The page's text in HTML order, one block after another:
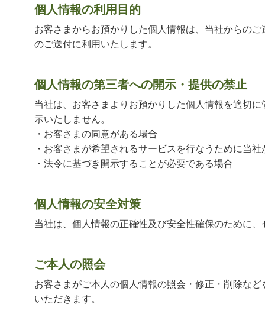
個人情報の利用目的
お客さまからお預かりした個人情報は、当社からの
のご送付に利用いたします。
個人情報の第三者への開示・提供の禁止
当社は、お客さまよりお預かりした個人情報を適切
示いたしません。
・お客さまの同意がある場合
・お客さまが希望されるサービスを行なうために当
・法令に基づき開示することが必要である場合
個人情報の安全対策
当社は、個人情報の正確性及び安全性確保のために
ご本人の照会
お客さまがご本人の個人情報の照会・修正・削除な
いただきます。